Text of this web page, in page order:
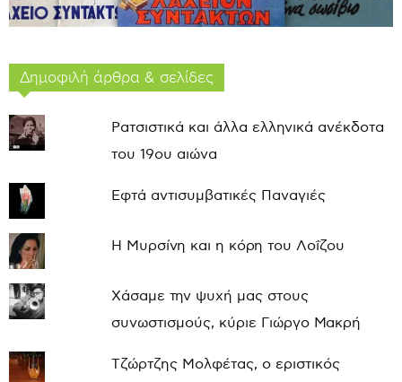
Δημοφιλή άρθρα & σελίδες
Ρατσιστικά και άλλα ελληνικά ανέκδοτα
του 19ου αιώνα
Εφτά αντισυμβατικές Παναγιές
Η Μυρσίνη και η κόρη του Λοΐζου
Χάσαμε την ψυχή μας στους
συνωστισμούς, κύριε Γιώργο Μακρή
Τζώρτζης Μολφέτας, ο εριστικός